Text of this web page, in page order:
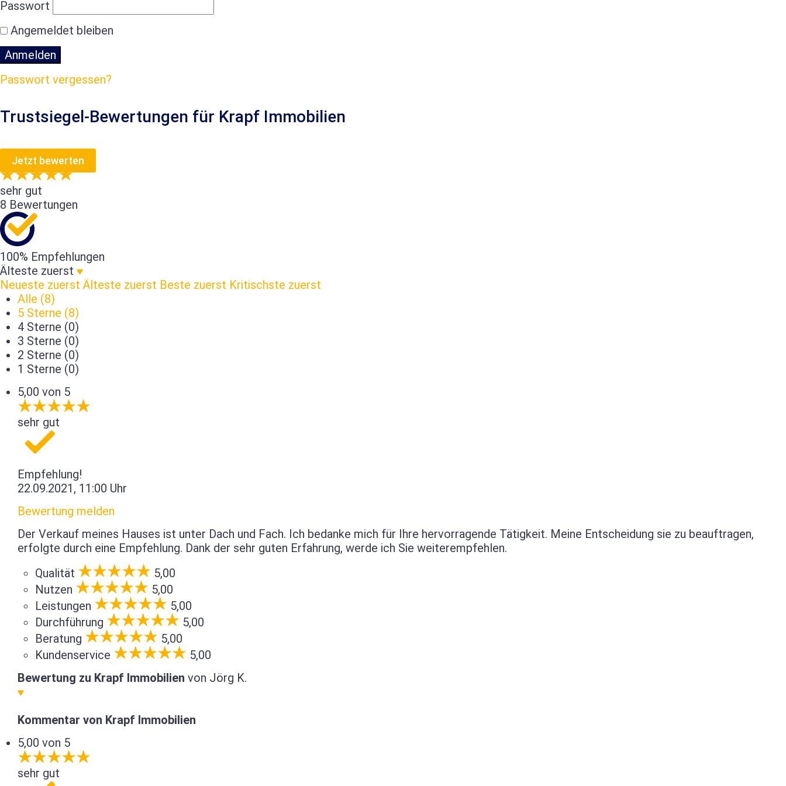
Passwort
Angemeldet bleiben
Passwort vergessen?
Trustsiegel-Bewertungen für Krapf Immobilien
Jetzt bewerten
sehr gut
8 Bewertungen
100% Empfehlungen
Älteste zuerst
Neueste zuerst Älteste zuerst Beste zuerst Kritischste zuerst
Alle (8)
5 Sterne (8)
4 Sterne (0)
3 Sterne (0)
2 Sterne (0)
1 Sterne (0)
5,00 von 5
sehr gut
Empfehlung!
22.09.2021, 11:00 Uhr
Bewertung melden
Der Verkauf meines Hauses ist unter Dach und Fach. Ich bedanke mich für Ihre hervorragende Tätigkeit. Meine Entscheidung sie zu beauftragen,
erfolgte durch eine Empfehlung. Dank der sehr guten Erfahrung, werde ich Sie weiterempfehlen.
Qualität
5,00
Nutzen
5,00
Leistungen
5,00
Durchführung
5,00
Beratung
5,00
Kundenservice
5,00
Bewertung zu Krapf Immobilien von Jörg K.
Kommentar von Krapf Immobilien
5,00 von 5
sehr gut